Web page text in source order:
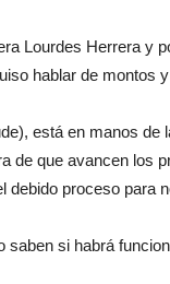
Lourdes Herrera y
hablar de montos
está en manos
de que avancen los
debido proceso para
saben si habrá